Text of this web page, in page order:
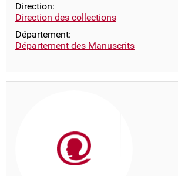
Direction:
Direction des collections
Département:
Département des Manuscrits